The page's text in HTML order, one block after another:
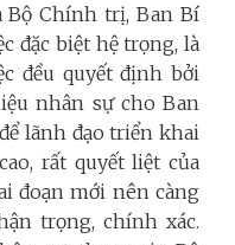
Chính trị, Ban Bí
đặc biệt hệ trọng, là
đều quyết định bởi
nhân sự cho Ban
lãnh đạo triển khai
rất quyết liệt của
đoạn mới nên càng
trọng, chính xác.